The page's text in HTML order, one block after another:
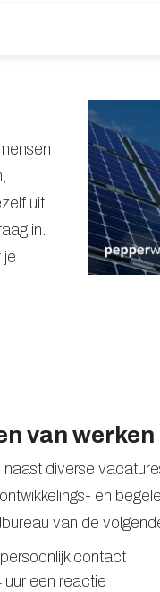
uit
in.
je
van
naast diverse
en
van de
contact
uur een reactie